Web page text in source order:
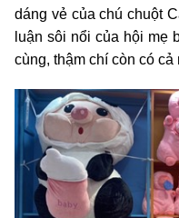
dáng vẻ của chú chuột
luận sôi nổi của hội mẹ
cùng, thậm chí còn có